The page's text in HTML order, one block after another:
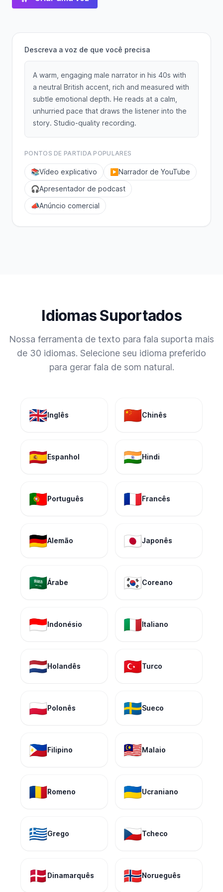
Descreva a voz de que você precisa
A warm, engaging male narrator in his 40s with
a neutral British accent, rich and measured with
subtle emotional depth. He reads at a calm,
unhurried pace that draws the listener into the
story. Studio-quality recording.
PONTOS DE PARTIDA POPULARES
📚Vídeo explicativo ▶️ Narrador de YouTube
🎧Apresentador de podcast
📣Anúncio comercial
Idiomas Suportados
Nossa ferramenta de texto para fala suporta mais
de 30 idiomas. Selecione seu idioma preferido
para gerar fala de som natural.
🇬🇧Inglês 🇨🇳Chinês
🇪🇸Espanhol 🇮🇳Hindi
🇵🇹Português 🇫🇷Francês
🇩🇪Alemão 🇯🇵Japonês
🇸🇦Árabe 🇰🇷Coreano
🇮🇩Indonésio 🇮🇹Italiano
🇳🇱Holandês 🇹🇷Turco
🇵🇱Polonês 🇸🇪Sueco
🇵🇭Filipino 🇲🇾Malaio
🇷🇴Romeno 🇺🇦Ucraniano
🇬🇷Grego 🇨🇿Tcheco
🇩🇰 Dinamarquês 🇳🇴Norueguês